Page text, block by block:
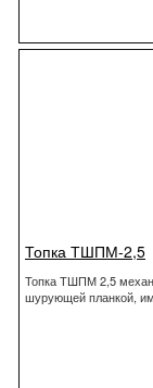
Топка ТШПМ-2,5
Топка ТШПМ 2,5
шурующей планкой,